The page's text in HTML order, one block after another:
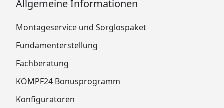
Allgemeine Informationen
Montageservice und Sorglospaket
Fundamenterstellung
Fachberatung
KÖMPF24 Bonusprogramm
Konfiguratoren